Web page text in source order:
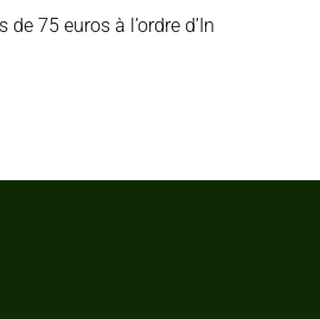
75 euros à l’ordre d’In